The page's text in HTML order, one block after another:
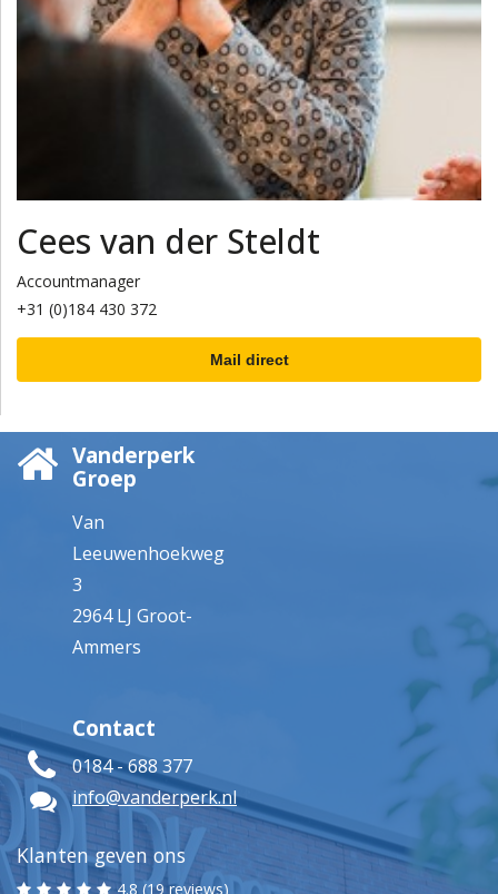
Cees van der Steldt
Accountmanager
+31 (0)184 430 372
Mail direct
Vanderperk
Groep
Van
Leeuwenhoekweg
3
2964 LJ Groot-
Ammers
Contact
0184 - 688 377
info@vanderperk.nl
Klanten geven ons
4.8 (19 reviews)